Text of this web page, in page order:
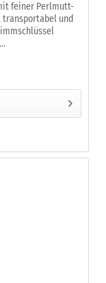
feiner Perlmutt-
und